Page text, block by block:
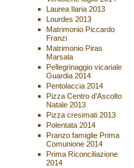
Laurea Ilaria 2013
Lourdes 2013
Matrimonio Piccardo
Franzi
Matrimonio Piras
Marsala
Pellegrinaggio vicariale
Guardia 2014
Pentolaccia 2014
Pizza Centro d’Ascolto
Natale 2013
Pizza cresimati 2013
Polentata 2014
Pranzo famiglie Prima
Comunione 2014
Prima Riconciliazione
2014